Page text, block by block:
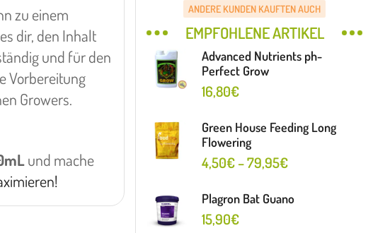
zu einem
dir, den Inhalt
und für den
Vorbereitung
Growers.
und mache
ANDERE KUNDEN KAUFTEN AUCH
EMPFOHLENE ARTIKEL
Advanced Nutrients ph-
Perfect Grow
16,80€
Green House Feeding Long
Flowering
4,50€–79,95€
Plagron Bat Guano
15,90€